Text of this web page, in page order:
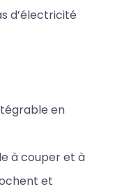
d’électricité
en
à couper et à
et